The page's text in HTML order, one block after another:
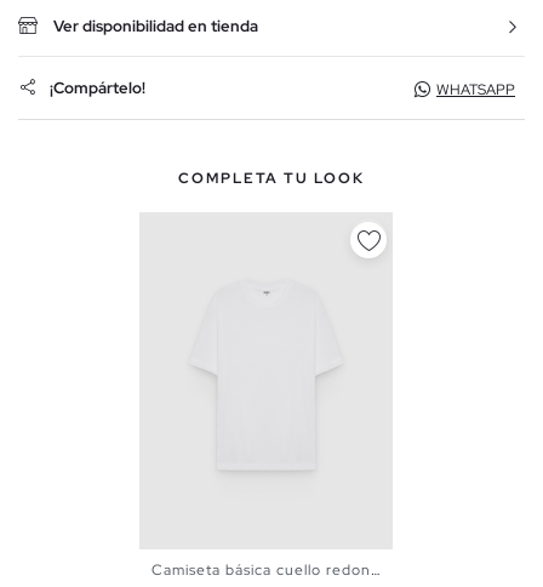
Ver disponibilidad en tienda
¡Compártelo! WHATSAPP
COMPLETA TU LOOK
Camiseta básica cuello redondo